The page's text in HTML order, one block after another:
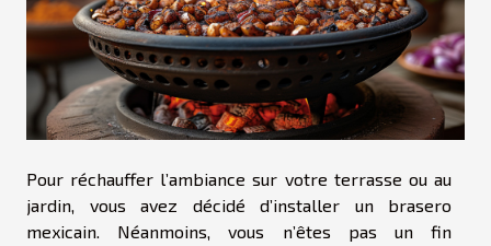
Pour réchauffer l’ambiance sur votre terrasse ou au
jardin, vous avez décidé d’installer un brasero
mexicain. Néanmoins, vous n’êtes pas un fin